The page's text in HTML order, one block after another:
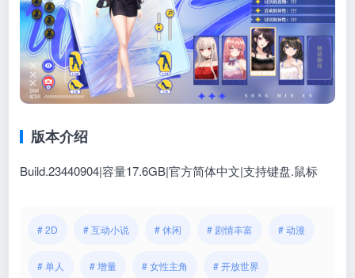
版本介绍
Build.23440904|容量17.6GB|官方简体中文|支持键盘.鼠标
# 2D # 互动小说 # 休闲 # 剧情丰富 # 动漫
# 单人 # 增量 # 女性主角 # 开放世界